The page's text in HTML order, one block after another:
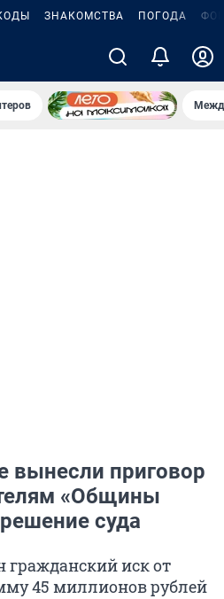
ЗНАКОМСТВА ПОГОДА
вынесли приговор
«Общины
суда
гражданский иск от
45 миллионов рублей